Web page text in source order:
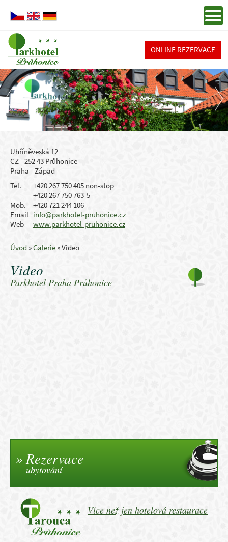
ONLINE REZERVACE
Uhříněveská 12
CZ - 252 43 Průhonice
Praha - Západ
Tel.
+420 267 750 405 non-stop
+420 267 750 763-5
Mob.
+420 721 244 106
Email info@parkhotel-pruhonice.cz
Web
www.parkhotel-pruhonice.cz
Úvod »Galerie »Video
Video
Parkhotel Praha Průhonice
Rezervace
ubytování
Více než jen hotelová restaurace